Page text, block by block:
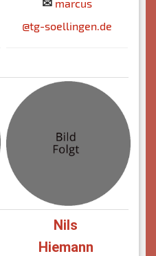
marcus
@tg-soellingen.de
Nils
Hiemann